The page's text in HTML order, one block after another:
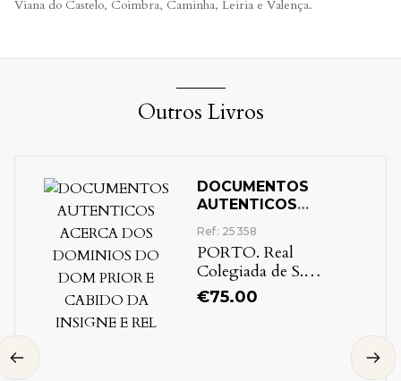
Viana do Castelo, Coimbra, Caminha, Leiria e Valença.
Outros Livros
DOCUMENTOS
AUTENTICOS
ACERCA DOS
DOMINIOS DO DOM
PRIOR E CABIDO DA
INSIGNE E REL
Ref: 25358
PORTO. Real
Colegiada de S.
Martinho de
Cedofeita
€75.00